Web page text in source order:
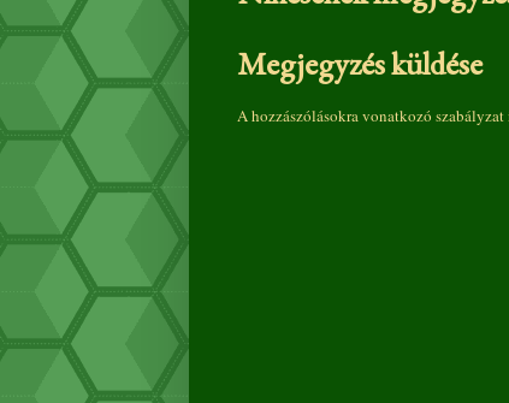
Megjegyzés küldése
A hozzászólásokra vonatkozó szabályzat